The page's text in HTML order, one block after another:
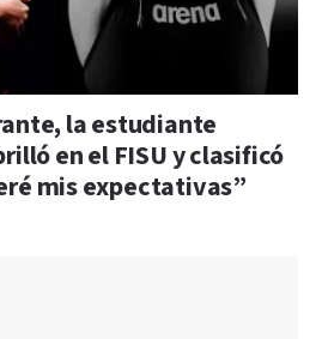
la estudiante
en el FISU y clasificó
mis expectativas”